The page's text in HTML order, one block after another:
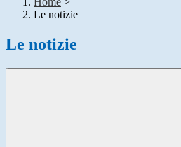
Le notizie
Le notizie